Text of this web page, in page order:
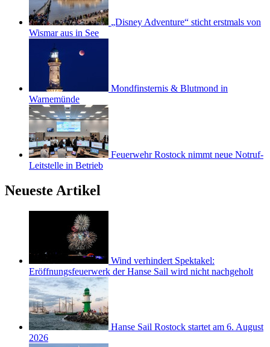
„Disney Adventure“ sticht erstmals von
Wismar aus in See
Mondfinsternis & Blutmond in
Warnemünde
Feuerwehr Rostock nimmt neue Notruf-
Leitstelle in Betrieb
Neueste Artikel
Wind verhindert Spektakel:
Eröffnungsfeuerwerk der Hanse Sail wird nicht nachgeholt
Hanse Sail Rostock startet am 6. August
2026